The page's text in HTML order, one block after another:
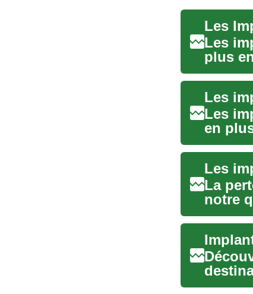
Les
plus
Les
en
et
La
notre